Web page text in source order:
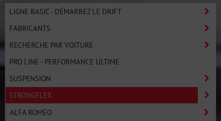
LIGNE BASIC - DÉMARREZ LE DRIFT
FABRICANTS
RECHERCHE PAR VOITURE
PRO LINE - PERFORMANCE ULTIME
SUSPENSION
STRONGFLEX
ALFA ROMEO